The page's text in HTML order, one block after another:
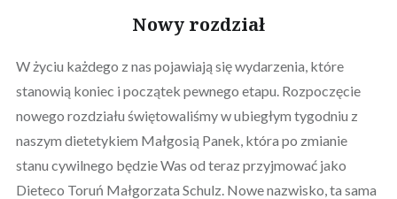
Nowy rozdział
W życiu każdego z nas pojawiają się wydarzenia, które
stanowią koniec i początek pewnego etapu. Rozpoczęcie
nowego rozdziału świętowaliśmy w ubiegłym tygodniu z
naszym dietetykiem Małgosią Panek, która po zmianie
stanu cywilnego będzie Was od teraz przyjmować jako
Dieteco Toruń Małgorzata Schulz. Nowe nazwisko, ta sama